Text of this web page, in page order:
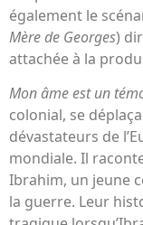
également le
Mère de Georges)
attachée à la
Mon âme est un
colonial, se
dévastateurs de
mondiale. Il
Ibrahim, un jeune
la guerre. Leur